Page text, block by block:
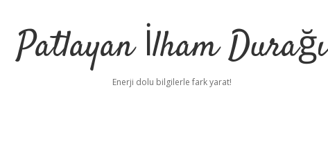
Patlayan İlham Durağı
Enerji dolu bilgilerle fark yarat!